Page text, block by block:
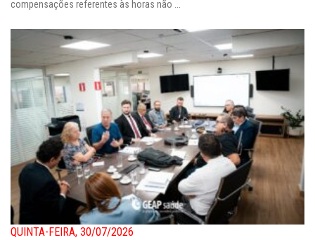
compensações referentes às horas não ...
QUINTA-FEIRA, 30/07/2026